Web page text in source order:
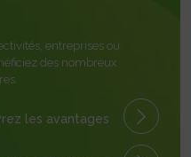
entreprises ou
des nombreux
les avantages